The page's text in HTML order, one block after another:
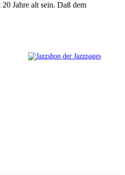
Jahre alt sein. Daß dem